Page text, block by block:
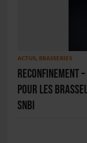
ACTUS, BRASSERIES
Reconfinement
pour les
SNBi